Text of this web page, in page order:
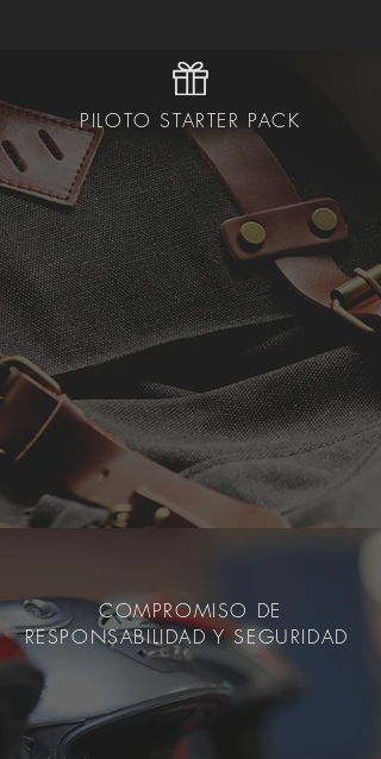
PILOTO STARTER PACK
COMPROMISO DE
RESPONSABILIDAD Y SEGURIDAD